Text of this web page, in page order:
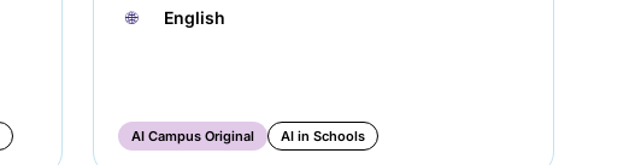
🌐︎
English
AI Campus Original AI in Schools